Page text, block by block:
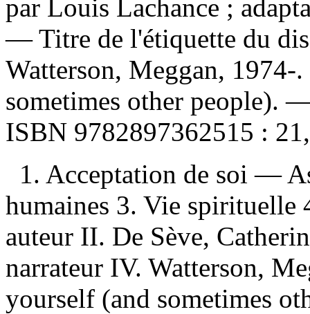
par Louis Lachance ;
— Titre de l'étiquette du
Watterson, Meggan,
sometimes other people).
ISBN 9782897362515 :
1. Acceptation de soi —
humaines 3. Vie
auteur II. De Sève,
narrateur IV. Watterson,
yourself (and sometimes